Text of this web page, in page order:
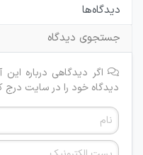
دیدگاه‌ها
جستجوی دیدگاه
اگر دیدگاهی درباره این
دیدگاه خود را در سایت درج